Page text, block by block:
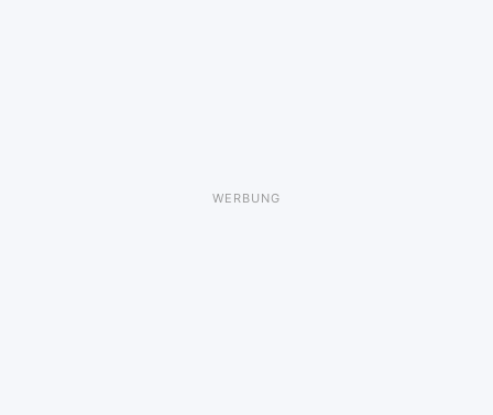
WERBUNG